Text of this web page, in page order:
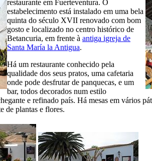
restaurante em Fuerteventura. O
estabelecimento está instalado em uma bela
quinta do século XVII renovado com bom
gosto e localizado no centro histórico de
Betancuria, em frente à antiga igreja de
Santa María la Antigua.
Há um restaurante conhecido pela
qualidade dos seus pratos, uma cafetaria
onde pode desfrutar de panquecas, e um
bar, todos decorados num estilo
e refinado país. Há mesas em vários
de plantas e flores.